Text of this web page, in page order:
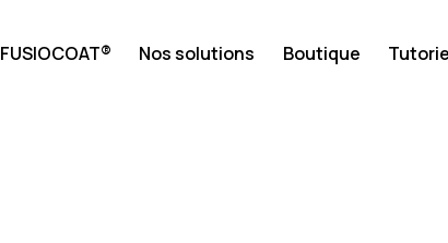
FUSIOCOAT® Nos solutions Boutique